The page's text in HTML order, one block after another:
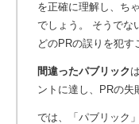
を正確に理解し、ち
でしょう。
そうでな
どのPRの誤りを犯す
間違ったパブリック
ントに達し、PRの失
では、「パブリック